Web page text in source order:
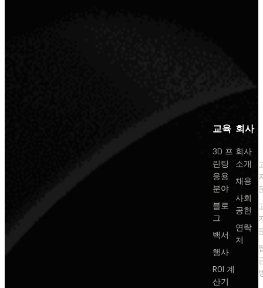
교육
3D 프
린팅
응용
분야
블로
그
백서
행사
ROI 계
산기
회사
회사
소개
채용
사회
공헌
연락
처